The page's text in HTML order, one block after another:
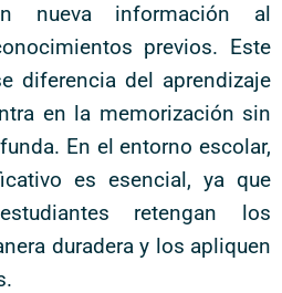
nueva información al
previos. Este
diferencia del aprendizaje
en la memorización sin
En el entorno escolar,
es esencial, ya que
retengan los
duradera y los apliquen